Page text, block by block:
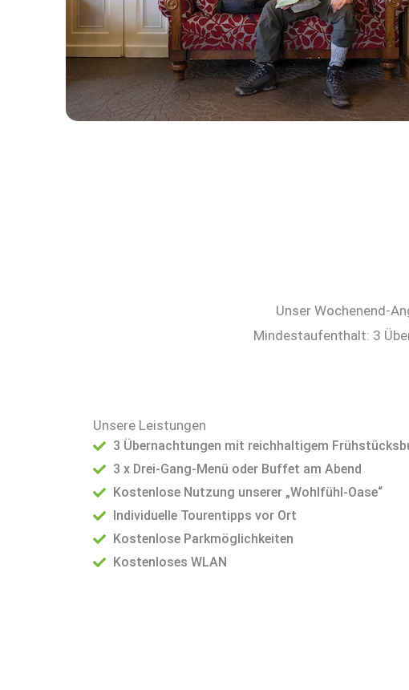
Unser Wochenend-
Mindestaufenthalt: 3
Unsere Leistungen
3 Übernachtungen mit reichhaltigem
3 x Drei-Gang-Menü oder Buffet am Abend
Kostenlose Nutzung unserer „Wohlfühl-Oase“
Individuelle Tourentipps vor Ort
Kostenlose Parkmöglichkeiten
Kostenloses WLAN